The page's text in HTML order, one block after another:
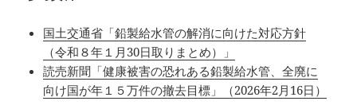
国土交通省「鉛製給水管の解消に向けた対応方針
（令和８年１月30日取りまとめ）」
読売新聞「健康被害の恐れある鉛製給水管、全廃に
向け国が年１５万件の撤去目標」（2026年2月16日）